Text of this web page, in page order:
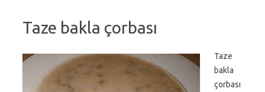
Taze bakla çorbası
Taze
bakla
çorbası